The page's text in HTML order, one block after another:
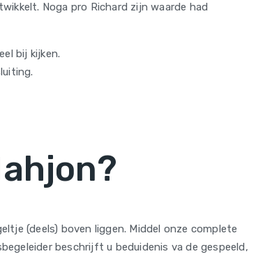
Noga pro Richard zijn waarde had
bij kijken.
(deels) boven liggen. Middel onze complete
beschrijft u beduidenis va de gespeeld,